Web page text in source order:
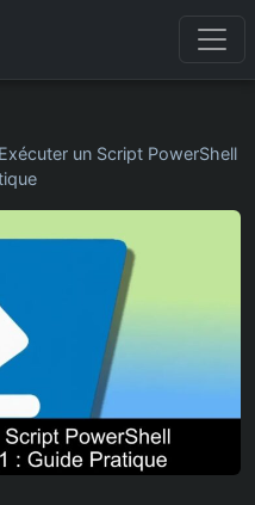
un Script PowerShell